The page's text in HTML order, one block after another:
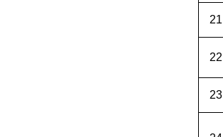
21
22
23